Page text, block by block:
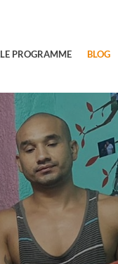
PROGRAMME BLOG